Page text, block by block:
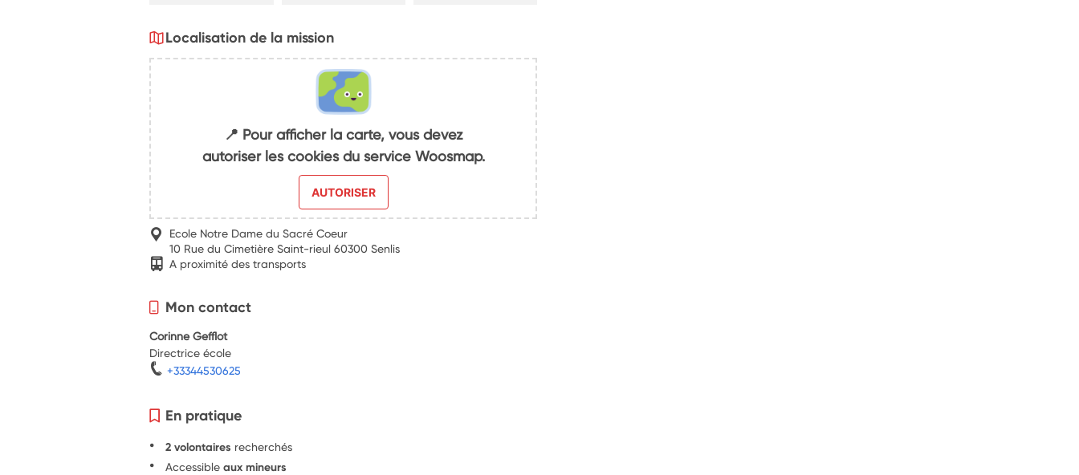
Localisation de la mission
📍 Pour afficher la carte, vous devez
autoriser les cookies du service Woosmap.
AUTORISER
Ecole Notre Dame du Sacré Coeur
10 Rue du Cimetière Saint-rieul 60300 Senlis
A proximité des transports
Mon contact
Corinne Gefflot
Directrice école
+33344530625
En pratique
2 volontaires recherchés
Accessibleaux mineurs